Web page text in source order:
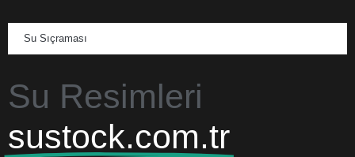
Su Sıçraması
Su Resimleri
sustock.com.tr